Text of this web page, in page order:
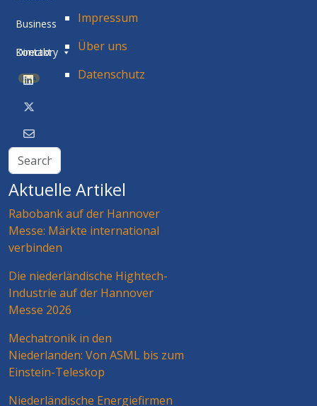
Business
Directory
BETA
Kontakt
Impressum
Über uns
Datenschutz
Aktuelle Artikel
Rabobank auf der Hannover
Messe: Märkte international
verbinden
Die niederländische Hightech-
Industrie auf der Hannover
Messe 2026
Mechatronik in den
Niederlanden: Von ASML bis zum
Einstein-Teleskop
Niederländische Energiefirmen